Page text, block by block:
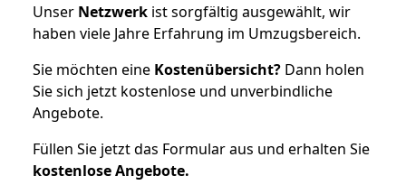
Unser Netzwerk ist sorgfältig ausgewählt, wir
haben viele Jahre Erfahrung im Umzugsbereich.
Sie möchten eine Kostenübersicht? Dann holen
Sie sich jetzt kostenlose und unverbindliche
Angebote.
Füllen Sie jetzt das Formular aus und erhalten Sie
kostenloseAngebote.